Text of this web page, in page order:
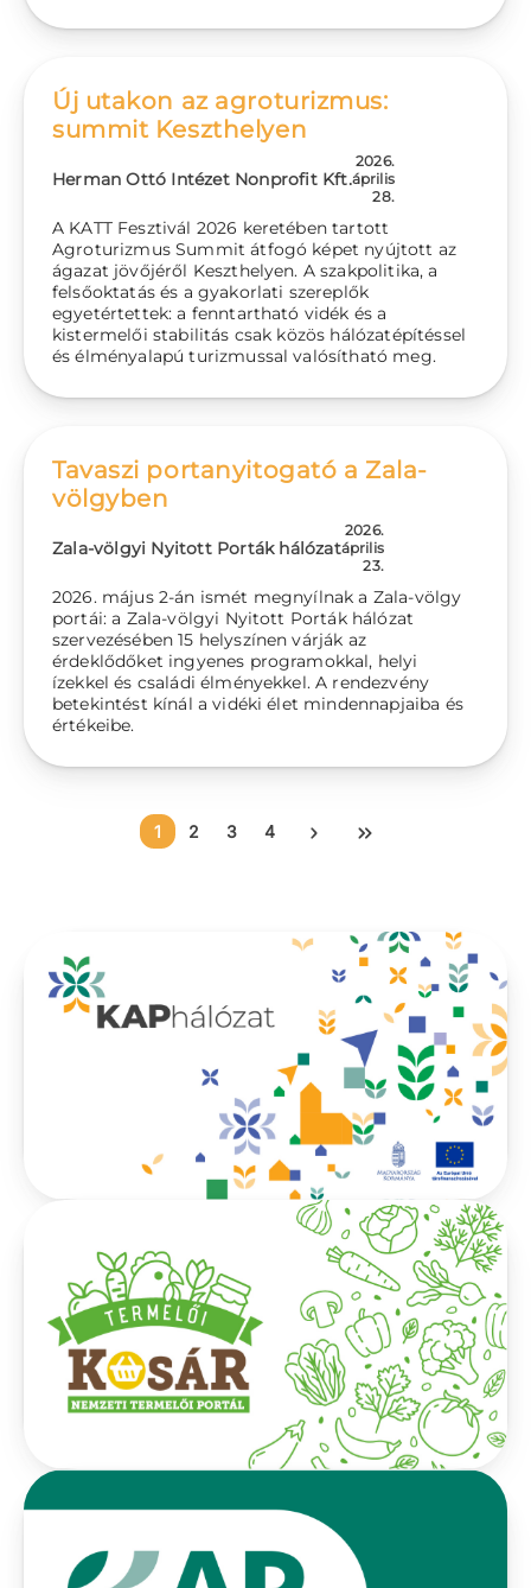
Új utakon az agroturizmus:
summit Keszthelyen
Herman Ottó Intézet Nonprofit Kft.
2026.
április
28.
A KATT Fesztivál 2026 keretében tartott
Agroturizmus Summit átfogó képet nyújtott az
ágazat jövőjéről Keszthelyen. A szakpolitika, a
felsőoktatás és a gyakorlati szereplők
egyetértettek: a fenntartható vidék és a
kistermelői stabilitás csak közös hálózatépítéssel
és élményalapú turizmussal valósítható meg.
Tavaszi portanyitogató a Zala-
völgyben
Zala-völgyi Nyitott Porták hálózat
2026.
április
23.
2026. május 2-án ismét megnyílnak a Zala-völgy
portái: a Zala-völgyi Nyitott Porták hálózat
szervezésében 15 helyszínen várják az
érdeklődőket ingyenes programokkal, helyi
ízekkel és családi élményekkel. A rendezvény
betekintést kínál a vidéki élet mindennapjaiba és
értékeibe.
Oldalszámozás
Jelenlegi oldal
1 Oldal
2 Oldal
3 Oldal
4 Következő oldal
Utolsó oldal